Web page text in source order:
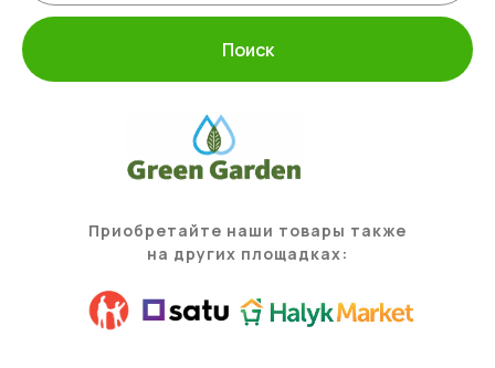
Поиск
Приобретайте наши товары также
на других площадках: